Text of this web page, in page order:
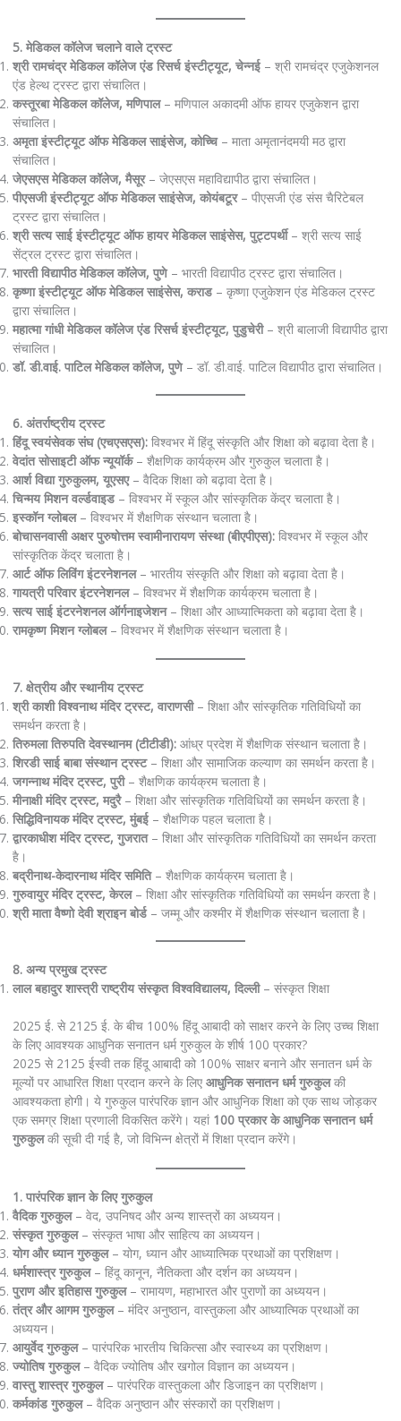
5. मेडिकल कॉलेज चलाने वाले ट्रस्ट
श्री रामचंद्र मेडिकल कॉलेज एंड रिसर्च इंस्टीट्यूट, चेन्नई– श्री रामचंद्र एजुकेशनल
एंड हेल्थ ट्रस्ट द्वारा संचालित।
कस्तूरबा मेडिकल कॉलेज, मणिपाल– मणिपाल अकादमी ऑफ हायर एजुकेशन द्वारा
संचालित।
अमृता इंस्टीट्यूट ऑफ मेडिकल साइंसेज, कोच्चि– माता अमृतानंदमयी मठ द्वारा
संचालित।
जेएसएस मेडिकल कॉलेज, मैसूर– जेएसएस महाविद्यापीठ द्वारा संचालित।
पीएसजी इंस्टीट्यूट ऑफ मेडिकल साइंसेज, कोयंबटूर– पीएसजी एंड संस चैरिटेबल
ट्रस्ट द्वारा संचालित।
श्री सत्य साई इंस्टीट्यूट ऑफ हायर मेडिकल साइंसेस, पुट्टपर्थी– श्री सत्य साई
सेंट्रल ट्रस्ट द्वारा संचालित।
भारती विद्यापीठ मेडिकल कॉलेज, पुणे– भारती विद्यापीठ ट्रस्ट द्वारा संचालित।
कृष्णा इंस्टीट्यूट ऑफ मेडिकल साइंसेस, कराड– कृष्णा एजुकेशन एंड मेडिकल ट्रस्ट
द्वारा संचालित।
महात्मा गांधी मेडिकल कॉलेज एंड रिसर्च इंस्टीट्यूट, पुडुचेरी– श्री बालाजी विद्यापीठ द्वारा
संचालित।
डॉ. डी.वाई. पाटिल मेडिकल कॉलेज, पुणे– डॉ. डी.वाई. पाटिल विद्यापीठ द्वारा संचालित।
6. अंतर्राष्ट्रीय ट्रस्ट
हिंदू स्वयंसेवक संघ (एचएसएस):विश्वभर में हिंदू संस्कृति और शिक्षा को बढ़ावा देता है।
वेदांत सोसाइटी ऑफ न्यूयॉर्क– शैक्षणिक कार्यक्रम और गुरुकुल चलाता है।
आर्श विद्या गुरुकुलम, यूएसए– वैदिक शिक्षा को बढ़ावा देता है।
चिन्मय मिशन वर्ल्डवाइड– विश्वभर में स्कूल और सांस्कृतिक केंद्र चलाता है।
इस्कॉन ग्लोबल– विश्वभर में शैक्षणिक संस्थान चलाता है।
बोचासनवासी अक्षर पुरुषोत्तम स्वामीनारायण संस्था (बीएपीएस):विश्वभर में स्कूल और
सांस्कृतिक केंद्र चलाता है।
आर्ट ऑफ लिविंग इंटरनेशनल– भारतीय संस्कृति और शिक्षा को बढ़ावा देता है।
गायत्री परिवार इंटरनेशनल– विश्वभर में शैक्षणिक कार्यक्रम चलाता है।
सत्य साई इंटरनेशनल ऑर्गनाइजेशन– शिक्षा और आध्यात्मिकता को बढ़ावा देता है।
रामकृष्ण मिशन ग्लोबल– विश्वभर में शैक्षणिक संस्थान चलाता है।
7. क्षेत्रीय और स्थानीय ट्रस्ट
श्री काशी विश्वनाथ मंदिर ट्रस्ट, वाराणसी– शिक्षा और सांस्कृतिक गतिविधियों का
समर्थन करता है।
तिरुमला तिरुपति देवस्थानम (टीटीडी):आंध्र प्रदेश में शैक्षणिक संस्थान चलाता है।
शिरडी साई बाबा संस्थान ट्रस्ट– शिक्षा और सामाजिक कल्याण का समर्थन करता है।
जगन्नाथ मंदिर ट्रस्ट, पुरी– शैक्षणिक कार्यक्रम चलाता है।
मीनाक्षी मंदिर ट्रस्ट, मदुरै– शिक्षा और सांस्कृतिक गतिविधियों का समर्थन करता है।
सिद्धिविनायक मंदिर ट्रस्ट, मुंबई– शैक्षणिक पहल चलाता है।
द्वारकाधीश मंदिर ट्रस्ट, गुजरात– शिक्षा और सांस्कृतिक गतिविधियों का समर्थन करता
है।
बद्रीनाथ-केदारनाथ मंदिर समिति– शैक्षणिक कार्यक्रम चलाता है।
गुरुवायुर मंदिर ट्रस्ट, केरल– शिक्षा और सांस्कृतिक गतिविधियों का समर्थन करता है।
श्री माता वैष्णो देवी श्राइन बोर्ड– जम्मू और कश्मीर में शैक्षणिक संस्थान चलाता है।
8. अन्य प्रमुख ट्रस्ट
लाल बहादुर शास्त्री राष्ट्रीय संस्कृत विश्वविद्यालय, दिल्ली– संस्कृत शिक्षा
2025 ई. से 2125 ई. के बीच 100% हिंदू आबादी को साक्षर करने के लिए उच्च शिक्षा
के लिए आवश्यक आधुनिक सनातन धर्म गुरुकुल के शीर्ष 100 प्रकार?
2025 से 2125 ईस्वी तक हिंदू आबादी को 100% साक्षर बनाने और सनातन धर्म के
मूल्यों पर आधारित शिक्षा प्रदान करने के लिए आधुनिक सनातन धर्म गुरुकुलकी
आवश्यकता होगी। ये गुरुकुल पारंपरिक ज्ञान और आधुनिक शिक्षा को एक साथ जोड़कर
एक समग्र शिक्षा प्रणाली विकसित करेंगे। यहां 100 प्रकार के आधुनिक सनातन धर्म
गुरुकुलकी सूची दी गई है, जो विभिन्न क्षेत्रों में शिक्षा प्रदान करेंगे।
1. पारंपरिक ज्ञान के लिए गुरुकुल
वैदिक गुरुकुल– वेद, उपनिषद और अन्य शास्त्रों का अध्ययन।
संस्कृत गुरुकुल– संस्कृत भाषा और साहित्य का अध्ययन।
योग और ध्यान गुरुकुल– योग, ध्यान और आध्यात्मिक प्रथाओं का प्रशिक्षण।
धर्मशास्त्र गुरुकुल– हिंदू कानून, नैतिकता और दर्शन का अध्ययन।
पुराण और इतिहास गुरुकुल– रामायण, महाभारत और पुराणों का अध्ययन।
तंत्र और आगम गुरुकुल– मंदिर अनुष्ठान, वास्तुकला और आध्यात्मिक प्रथाओं का
अध्ययन।
आयुर्वेद गुरुकुल– पारंपरिक भारतीय चिकित्सा और स्वास्थ्य का प्रशिक्षण।
ज्योतिष गुरुकुल– वैदिक ज्योतिष और खगोल विज्ञान का अध्ययन।
वास्तु शास्त्र गुरुकुल– पारंपरिक वास्तुकला और डिजाइन का प्रशिक्षण।
कर्मकांड गुरुकुल– वैदिक अनुष्ठान और संस्कारों का प्रशिक्षण।